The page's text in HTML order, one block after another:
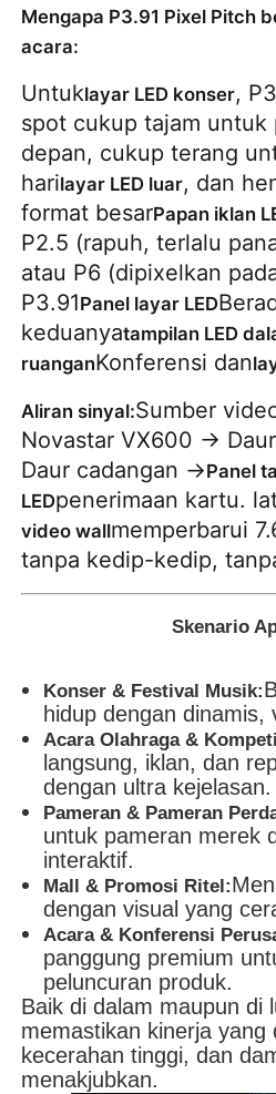
Mengapa P3.91 Pixel Pitch
acara:
Untuklayar LED konser,
spot cukup tajam untuk
depan, cukup terang
harilayar LED luar, dan
format besarPapan iklan
P2.5 (rapuh, terlalu
atau P6 (dipixelkan
P3.91Panel layar LED
keduanyatampilan LED
ruanganKonferensi dan
Aliran sinyal:Sumber
Novastar VX600 →
Daur cadangan →Panel
LEDpenerimaan kartu.
video wallmemperbarui
tanpa kedip-kedip,
Skenario
Konser & Festival Musik:
hidup dengan dinamis,
Acara Olahraga &
langsung, iklan, dan
dengan ultra kejelasan.
Pameran & Pameran
untuk pameran merek
interaktif.
Mall & Promosi Ritel:
dengan visual yang
Acara & Konferensi
panggung premium
peluncuran produk.
Baik di dalam maupun di
memastikan kinerja yang
kecerahan tinggi, dan
menakjubkan.